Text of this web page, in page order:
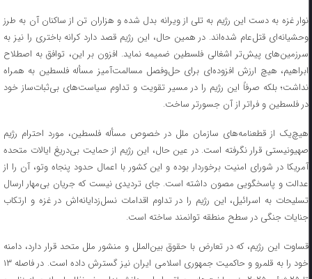
نوار غزه به دست این رژیم به تلی از ویرانه بدل شده و هزاران تن از ساکنان آن به طرز
وحشیانه‌ای قتل‌عام شده‌اند. در همین حال، این رژیم قصد دارد کرانه باختری را نیز به
سرزمین‌های پیش‌تر اشغالی فلسطین ضمیمه نماید. افزون بر این، توافق به اصطلاح
ابراهیم، هیچ ارزش افزوده‌ای برای حل‌وفصل مسالمت‌آمیز مسأله فلسطین به همراه
نداشت؛ بلکه صرفاً این رژیم را در مسیر تقویت و تداوم سیاست‌های بی‌ثبات‌ساز خود
در فلسطین و فراتر از آن جسورتر ساخت.
هیچ‌یک از قطعنامه‌های سازمان ملل در خصوص مسأله فلسطین، مورد احترام رژیم
صهیونیستی قرار نگرفته است. در عین حال، این رژیم از حمایت بی‌دریغ ایالات متحده
آمریکا در شورای امنیت برخوردار بوده و این کشور با اعمال حدود پنجاه وتو، آن را از
عدالت و پاسخگویی مصون داشته است. جای تردیدی نیست که جریان بی‌مهار ارسال
تسلیحات به اسرائیل، این رژیم را در تداوم اقدامات نسل‌زدایانه‌اش در غزه و ارتکاب
جنایات جنگی در سطح منطقه توانمند ساخته است.
قساوت این رژیم، که در تعارض با حقوق بین‌الملل و منشور ملل متحد قرار دارد، دامنه
خود را به قلمرو و حاکمیت جمهوری اسلامی ایران نیز گسترش داده است. در فاصله ۱۳